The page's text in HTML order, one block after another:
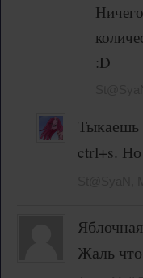
:D
Тыкаешь
ctrl+s. Но
Жаль